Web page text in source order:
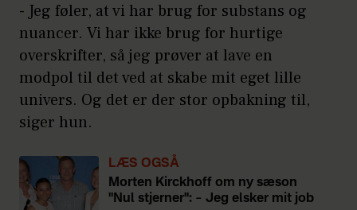
- Jeg føler, at vi har brug for substans og
nuancer. Vi har ikke brug for hurtige
overskrifter, så jeg prøver at lave en
modpol til det ved at skabe mit eget lille
univers. Og det er der stor opbakning til,
siger hun.
LÆS OGSÅ
Morten Kirckhoff om ny sæson
"Nul stjerner": – Jeg elsker mit job